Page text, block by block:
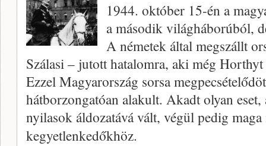
1944. október 15-én a
a második világháborúból,
A németek által megszállt
Szálasi – jutott hatalomra, aki még
Ezzel Magyarország sorsa
hátborzongatóan alakult. Akadt olyan
nyilasok áldozatává vált, végül pedig maga
kegyetlenkedőkhöz.